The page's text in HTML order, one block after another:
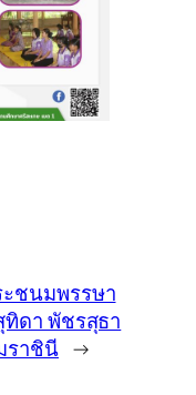
ชนมพรรษา
ทิดา พัชรสุธา
ราชินี →